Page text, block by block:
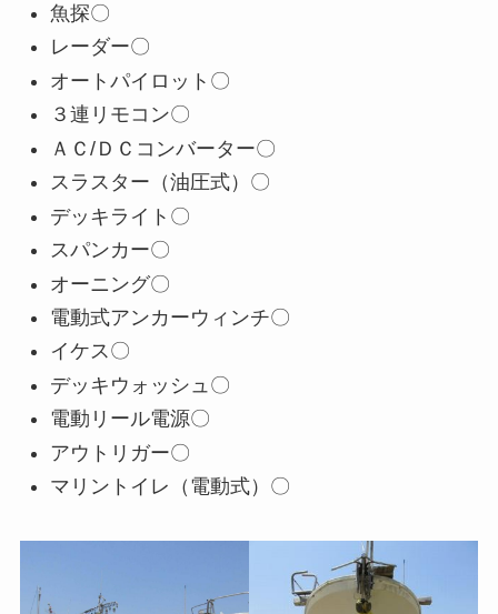
魚探〇
レーダー〇
オートパイロット〇
３連リモコン〇
ＡＣ/ＤＣコンバーター〇
スラスター（油圧式）〇
デッキライト〇
スパンカー〇
オーニング〇
電動式アンカーウィンチ〇
イケス〇
デッキウォッシュ〇
電動リール電源〇
アウトリガー〇
マリントイレ（電動式）〇